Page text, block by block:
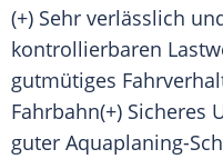
(+) Sehr verlässlich
kontrollierbaren
gutmütiges
Fahrbahn(+) Sicheres
guter Aquaplaning-